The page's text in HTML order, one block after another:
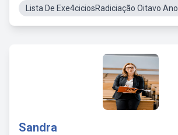
Lista De Exe4ciciosRadiciação Oitavo Ano
Sandra